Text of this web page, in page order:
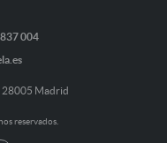
004
28005 Madrid
reservados.